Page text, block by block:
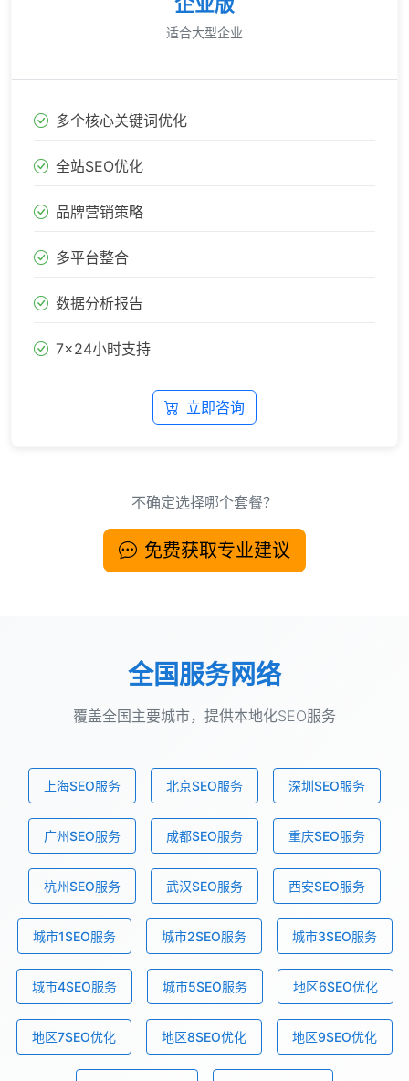
适合大型企业
多个核心关键词优化
全站SEO优化
品牌营销策略
多平台整合
数据分析报告
7×24小时支持
立即咨询
不确定选择哪个套餐？
免费获取专业建议
全国服务网络
覆盖全国主要城市，提供本地化SEO服务
上海SEO服务 北京SEO服务 深圳SEO服务
广州SEO服务 成都SEO服务 重庆SEO服务
杭州SEO服务 武汉SEO服务 西安SEO服务
城市1SEO服务 城市2SEO服务 城市3SEO服务
城市4SEO服务 城市5SEO服务 地区6SEO优化
地区7SEO优化 地区8SEO优化 地区9SEO优化